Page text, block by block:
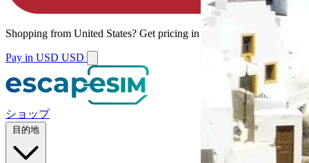
Shopping from United States? Get pricing in your local currency.
Pay in USD USD
ショップ
目的地